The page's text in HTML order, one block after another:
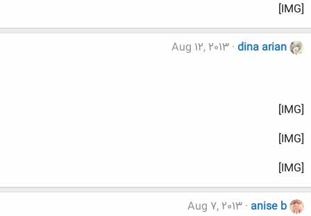
[IMG]
dina arian
Aug 12, 2013
[IMG]
[IMG]
[IMG]
anise b
Aug 7, 2013